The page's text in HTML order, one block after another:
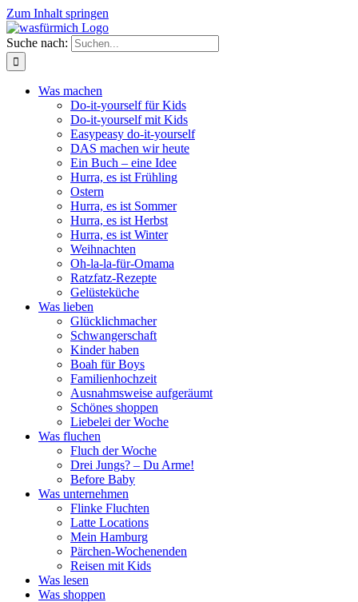
Zum Inhalt springen
Suche nach:
Was machen
Do-it-yourself für Kids
Do-it-yourself mit Kids
Easypeasy do-it-yourself
DAS machen wir heute
Ein Buch – eine Idee
Hurra, es ist Frühling
Ostern
Hurra, es ist Sommer
Hurra, es ist Herbst
Hurra, es ist Winter
Weihnachten
Oh-la-la-für-Omama
Ratzfatz-Rezepte
Gelüsteküche
Was lieben
Glücklichmacher
Schwangerschaft
Kinder haben
Boah für Boys
Familienhochzeit
Ausnahmsweise aufgeräumt
Schönes shoppen
Liebelei der Woche
Was fluchen
Fluch der Woche
Drei Jungs? – Du Arme!
Before Baby
Was unternehmen
Flinke Fluchten
Latte Locations
Mein Hamburg
Pärchen-Wochenenden
Reisen mit Kids
Was lesen
Was shoppen